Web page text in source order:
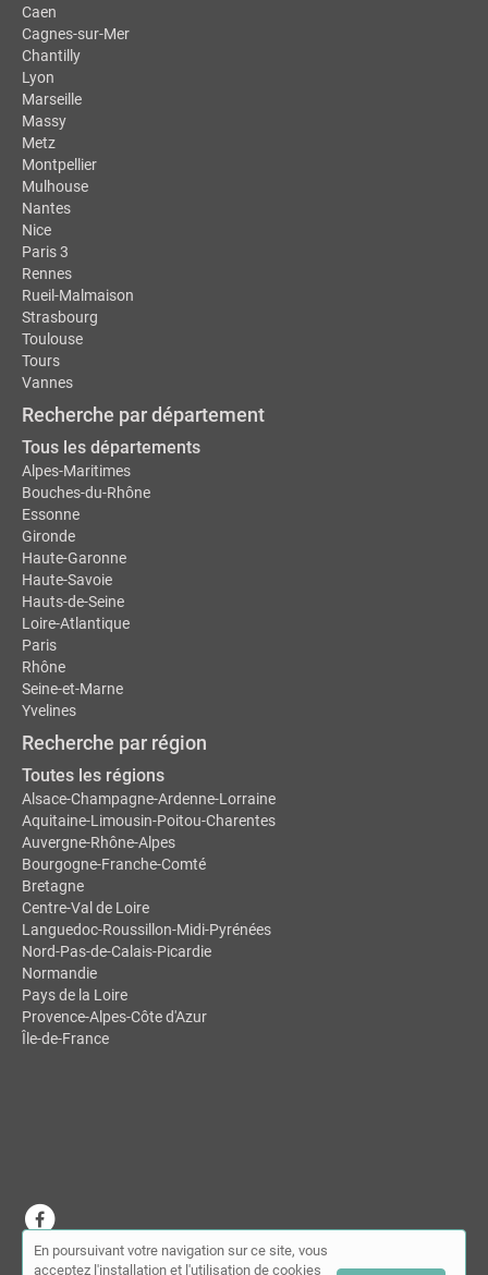
Caen
Cagnes-sur-Mer
Chantilly
Lyon
Marseille
Massy
Metz
Montpellier
Mulhouse
Nantes
Nice
Paris 3
Rennes
Rueil-Malmaison
Strasbourg
Toulouse
Tours
Vannes
Recherche par département
Tous les départements
Alpes-Maritimes
Bouches-du-Rhône
Essonne
Gironde
Haute-Garonne
Haute-Savoie
Hauts-de-Seine
Loire-Atlantique
Paris
Rhône
Seine-et-Marne
Yvelines
Recherche par région
Toutes les régions
Alsace-Champagne-Ardenne-Lorraine
Aquitaine-Limousin-Poitou-Charentes
Auvergne-Rhône-Alpes
Bourgogne-Franche-Comté
Bretagne
Centre-Val de Loire
Languedoc-Roussillon-Midi-Pyrénées
Nord-Pas-de-Calais-Picardie
Normandie
Pays de la Loire
Provence-Alpes-Côte d'Azur
Île-de-France
© MDSL | Annuaire des chiropracteurs 2026 |
En poursuivant votre navigation sur ce site, vous
acceptez l'installation et l'utilisation de cookies